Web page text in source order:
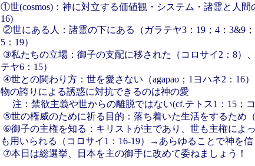
①世(cosmos)：神に対立する価値観・システム・諸霊と人間
16)
②世にある人：諸霊の下にある（ガラテヤ3：19；4：3&9
5：19）
③私たちの立場：御子の支配に移された（コロサイ2：8）
テヤ6：15）
④世との関わり方：世を愛さない（agapao；1ヨハネ2：16
物の誇りによる誘惑に対抗できるのは神の愛
注：禁欲主義や世からの離脱ではない(cf.テトス1：15；コ
⑤世の権威のために祈る目的：落ち着いた生活をするため（
⑥御子の主権を知る：キリストが主であり、世も主権によ
も用いられる（コロサイ1：16-19）→あらゆることで神を信
⑦本日は総選挙、日本を主の御手に改めて委ねましょう！